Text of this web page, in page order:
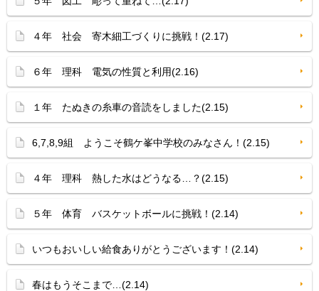
４年 社会 寄木細工づくりに挑戦！(2.17)
６年 理科 電気の性質と利用(2.16)
１年 たぬきの糸車の音読をしました(2.15)
6,7,8,9組 ようこそ鶴ケ峯中学校のみなさん！(2.15)
４年 理科 熱した水はどうなる…？(2.15)
５年 体育 バスケットボールに挑戦！(2.14)
いつもおいしい給食ありがとうございます！(2.14)
春はもうそこまで…(2.14)